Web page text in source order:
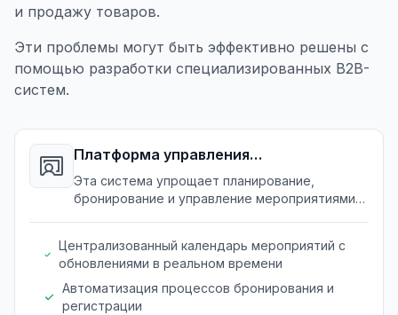
и продажу товаров.
Эти проблемы могут быть эффективно решены с
помощью разработки специализированных B2B-
систем.
Платформа управления
мероприятиями
Эта система упрощает планирование,
бронирование и управление мероприятиями
Централизованный календарь мероприятий с
обновлениями в реальном времени
Автоматизация процессов бронирования и
регистрации